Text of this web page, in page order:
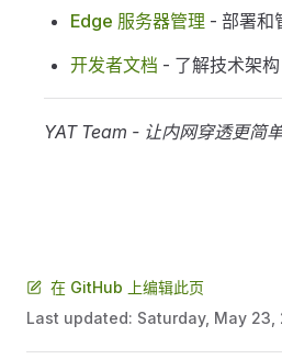
Edge 服务器管理 - 部署和
开发者文档 - 了解技术架构
YAT Team - 让内网穿透更简
在 GitHub 上编辑此页
Last updated: Saturday, May 23,